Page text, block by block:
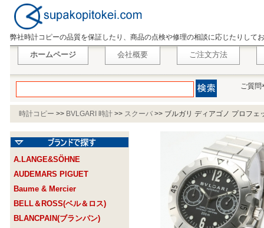
弊社時計コピーの品質を保証したり、商品の点検や修理の相談に応じたりして
ホームページ 会社概要 ご注文方法
ご質問
時計コピー >> BVLGARI 時計 >> スクーバ >> ブルガリ ディアゴノ プロフェ
A.LANGE&SÖHNE
AUDEMARS PIGUET
Baume & Mercier
BELL＆ROSS(ベル＆ロス)
BLANCPAIN(ブランパン)